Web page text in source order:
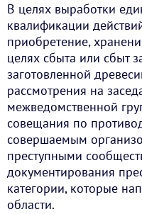
В целях выработки
квалификации
приобретение,
целях сбыта или сбыт
заготовленной
рассмотрения на
межведомственной
совещания по
совершаемым
преступными
документирования
категории, которые
области.